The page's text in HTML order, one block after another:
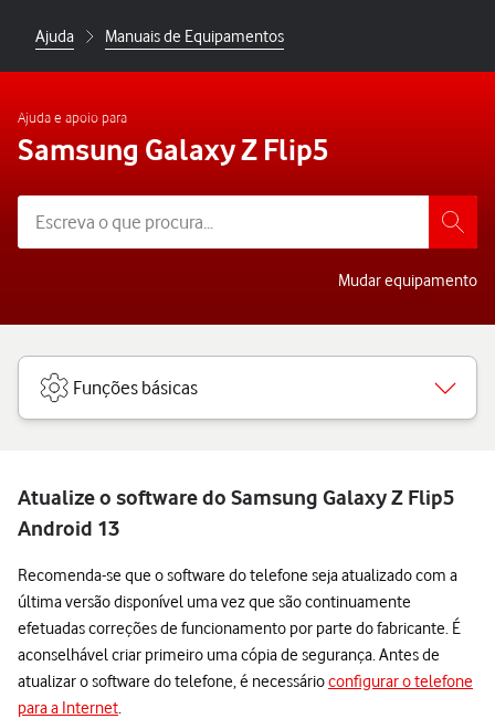
Ajuda Manuais de Equipamentos
Ajuda e apoio para
Samsung Galaxy Z Flip5
Mudar equipamento
Funções básicas
Atualize o software do Samsung Galaxy Z Flip5
Android 13
Recomenda-se que o software do telefone seja atualizado com a
última versão disponível uma vez que são continuamente
efetuadas correções de funcionamento por parte do fabricante. É
aconselhável criar primeiro uma cópia de segurança. Antes de
atualizar o software do telefone, é necessárioconfigurar o telefone
para a Internet.